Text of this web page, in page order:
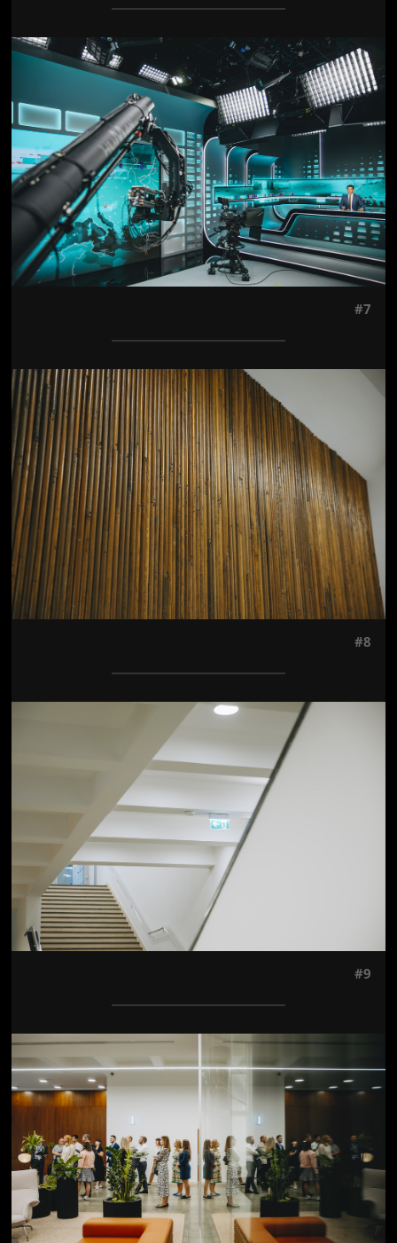
Jön még kép!
#7
Jön még kép!
#8
Jön még kép!
#9
Jön még kép!